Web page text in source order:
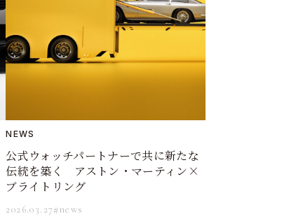
NEWS
公式ウォッチパートナーで共に新たな
伝統を築く アストン・マーティン×
ブライトリング
2026.03.27#news